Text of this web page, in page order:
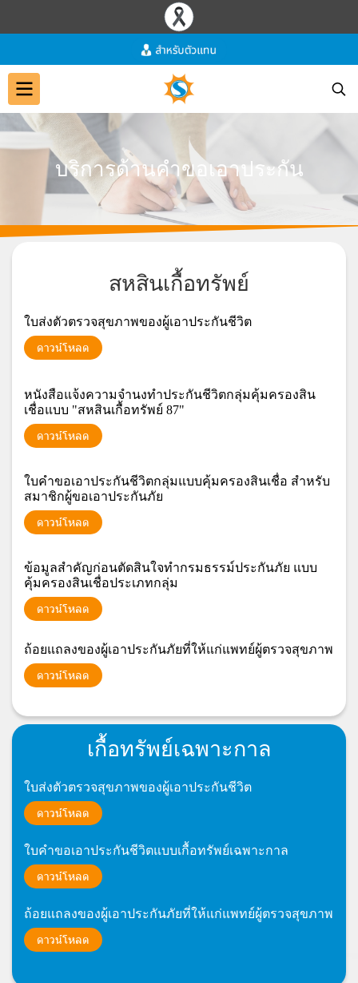
บริการด้านคำขอ เอาป ระกัน
สหสินเกื้อทรัพย์
ใบส่งตัวตรวจสุขภาพของผู้เอาประกันชีวิต
ดาวน์โหลด
หนังสือแจ้งความจำนงทำประกันชีวิตกลุ่มคุ้มครองสิน
เชื่อแบบ "สหสินเกื้อทรัพย์ 87"
ดาวน์โหลด
ใบคำขอเอาประกันชีวิตกลุ่มแบบคุ้มครองสินเชื่อ สำหรับ
สมาชิกผู้ขอเอาประกันภัย
ดาวน์โหลด
ข้อมูลสำคัญก่อนตัดสินใจทำกรมธรรม์ประกันภัย แบบ
คุ้มครองสินเชื่อประเภทกลุ่ม
ดาวน์โหลด
ถ้อยแถลงของผู้เอาประกันภัยที่ให้แก่แพทย์ผู้ตรวจสุขภาพ
ดาวน์โหลด
เกื้อทรัพย์เฉพาะกาล
ใบส่งตัวตรวจสุขภาพของผู้เอาประกันชีวิต
ดาวน์โหลด
ใบคำขอเอาประกันชีวิตแบบเกื้อทรัพย์เฉพาะกาล
ดาวน์โหลด
ถ้อยแถลงของผู้เอาประกันภัยที่ให้แก่แพทย์ผู้ตรวจสุขภาพ
ดาวน์โหลด